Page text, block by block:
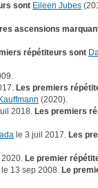
sont Eileen Jubes
ascensions
répétiteurs sont
Les premiers
(2020).
2018. Les premiers
le 3 juil 2017. Les
2020. Le premier
le 13 sep 2008. Le